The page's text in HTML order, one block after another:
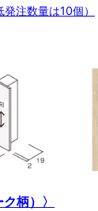
注数量は10個）
柄）〉